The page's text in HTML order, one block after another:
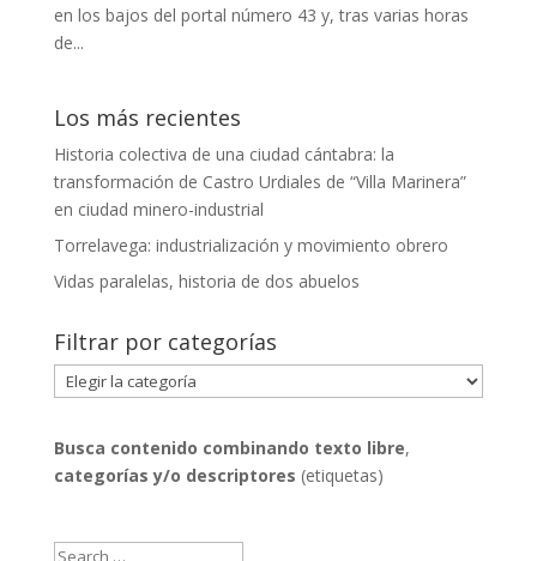
en los bajos del portal número 43 y, tras varias horas
de...
Los más recientes
Historia colectiva de una ciudad cántabra: la
transformación de Castro Urdiales de “Villa Marinera”
en ciudad minero-industrial
Torrelavega: industrialización y movimiento obrero
Vidas paralelas, historia de dos abuelos
Filtrar por categorías
Filtrar
por
Busca contenido combinando texto libre,
categorías y/o descriptores (etiquetas)